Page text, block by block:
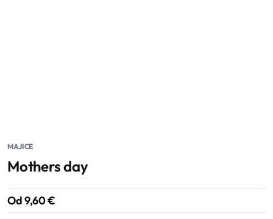
MAJICE
Mothers day
Od9,60€